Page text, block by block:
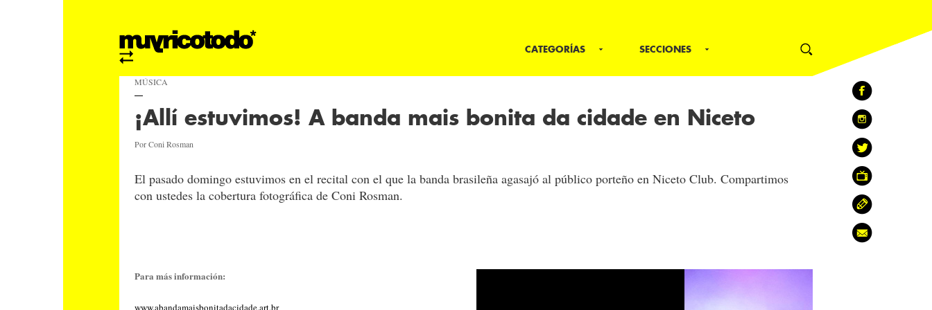
CATEGORÍAS SECCIONES
MÚSICA
¡Allí estuvimos! A banda mais bonita da cidade en Niceto
Por Coni Rosman
El pasado domingo estuvimos en el recital con el que la banda brasileña agasajó al público porteño en Niceto Club. Compartimos
con ustedes la cobertura fotográfica de Coni Rosman.
Para más información:
www.abandamaisbonitadacidade.art.br